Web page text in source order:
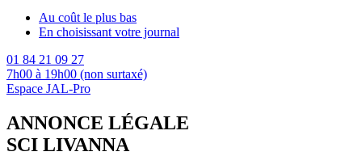
Au coût le plus bas
En choisissant votre journal
01 84 21 09 27
7h00 à 19h00 (non surtaxé)
Espace JAL-Pro
ANNONCE LÉGALE
SCI LIVANNA